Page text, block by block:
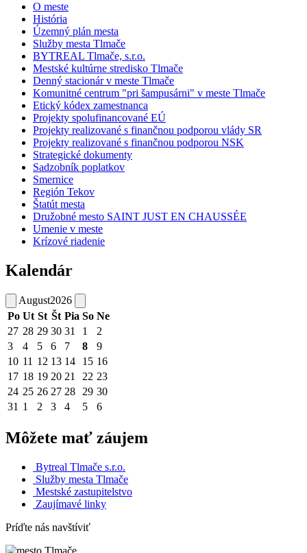
O meste
História
Územný plán mesta
Služby mesta Tlmače
BYTREAL Tlmače, s.r.o.
Mestské kultúrne stredisko Tlmače
Denný stacionár v meste Tlmače
Komunitné centrum "pri šampusárni" v meste Tlmače
Etický kódex zamestnanca
Projekty spolufinancované EÚ
Projekty realizované s finančnou podporou vlády SR
Projekty realizované s finančnou podporou NSK
Strategické dokumenty
Sadzobník poplatkov
Smernice
Región Tekov
Štatút mesta
Družobné mesto SAINT JUST EN CHAUSSÉE
Umenie v meste
Krízové riadenie
Kalendár
August2026
Po Ut St Št Pia So Ne
27 28 29 30 31 1
2
3
4 5 6 7 8
9
10 11 12 13 14 15 16
17 18 19 20 21 22 23
24 25 26 27 28 29 30
31 1 2 3 4 5 6
Môžete mať záujem
Bytreal Tlmače s.r.o.
Služby mesta Tlmače
Mestské zastupitelstvo
Zaujímavé linky
Príďte nás navštíviť